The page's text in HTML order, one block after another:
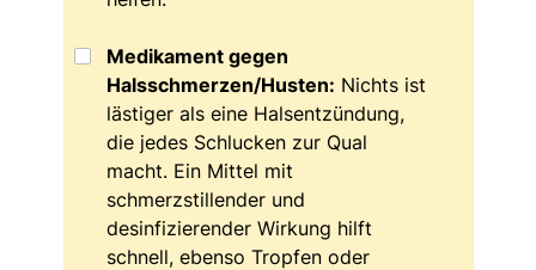
Medikament gegen
Halsschmerzen/Husten: Nichts ist
lästiger als eine Halsentzündung,
die jedes Schlucken zur Qual
macht. Ein Mittel mit
schmerzstillender und
desinfizierender Wirkung hilft
schnell, ebenso Tropfen oder